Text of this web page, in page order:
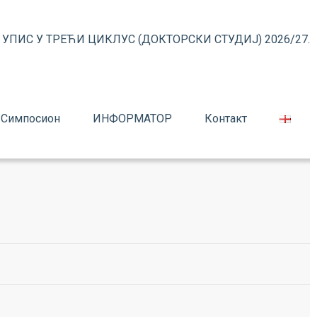
УПИС У ТРЕЋИ ЦИКЛУС (ДОКТОРСКИ СТУДИЈ) 2026/27.
Симпосион ИНФОРМАТОР Контакт